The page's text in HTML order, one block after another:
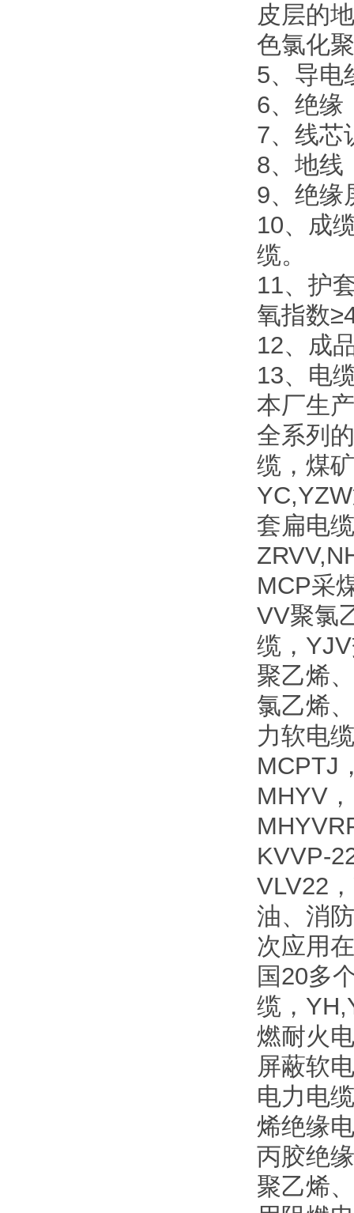
皮层的
色氯化
5、导电
6、绝缘
7、线芯
8、地线
9、绝缘
10、成
缆。
11、护
氧指数
12、成
13、电
本厂生
全系列
缆，煤
套扁电
MCP采
VV聚氯
缆，
聚乙烯
氯乙烯
力软电
MCPTJ
MHYV
KVVP-
VLV22
油、消
次应用
国20多
缆，
燃耐火
屏蔽软
电力电
烯绝缘
丙胶绝
聚乙烯